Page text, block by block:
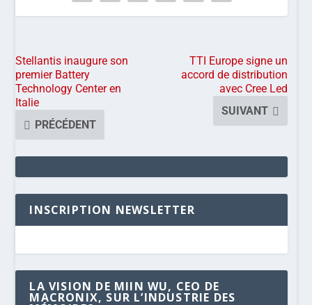
Stellantis inaugure son
premier Battery
Technology Center en
Italie
PRÉCÉDENT
TTI Europe signe un
accord de distribution
avec Cree Led
SUIVANT
INSCRIPTION NEWSLETTER
LA VISION DE MIIN WU, CEO DE
MACRONIX, SUR L’INDUSTRIE DES